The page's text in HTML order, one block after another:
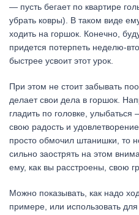
— пусть бегает по квартире
убрать ковры). В таком виде
ходить на горшок. Конечно,
придется потерпеть неделю-
быстрее усвоит этот урок.
При этом не стоит забывать
делает свои дела в горшок.
гладить по головке,
свою радость и
просто обмочил штанишки, то
сильно заострять на этом
ему, как вы расстроены, свою
Можно показывать, как надо
примере, или использовать